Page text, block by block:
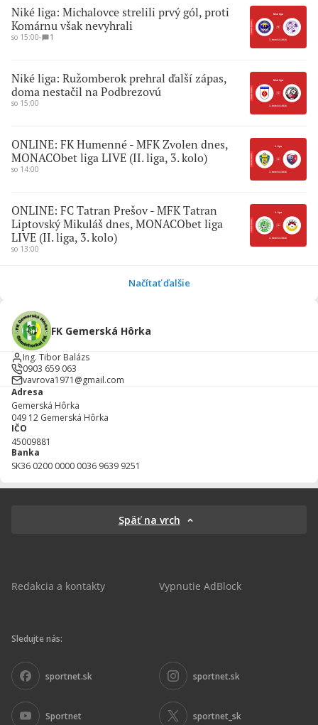
Niké liga: Michalovce strelili prvý gól, proti
Komárnu však nevyhrali
so 15:00∙ 1
Niké liga: Ružomberok prehral ďalší zápas,
doma nestačil na Podbrezovú
so 15:00
ONLINE: FK Humenné - MFK Zvolen dnes,
MONACObet liga LIVE (II. liga, 3. kolo)
so 14:00
ONLINE: FC Tatran Prešov - MFK Tatran
Liptovský Mikuláš dnes, MONACObet liga
LIVE (II. liga, 3. kolo)
so 13:00
Načítať ďalšie
FK Gemerská Hôrka
Ing. Tibor Balázs
0903 659 063
vavrova1971@gmail.com
Adresa
Gemerská Hôrka
049 12 Gemerská Hôrka
IČO
45009881
Banka
SK36 0200 0000 0036 9639 9251
Späť na vrch
Redakcia a kontakty Vypnutie AdBlock
Sledujte nás:
sportnet.sk sportnet.sk
Sportnet sportnet_sk